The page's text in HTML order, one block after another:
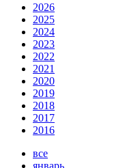
2026
2025
2024
2023
2022
2021
2020
2019
2018
2017
2016
все
январь